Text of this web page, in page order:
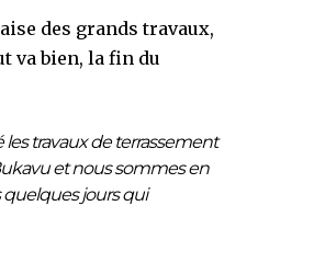
des grands travaux,
va bien, la fin du
les travaux de terrassement
et nous sommes en
quelques jours qui